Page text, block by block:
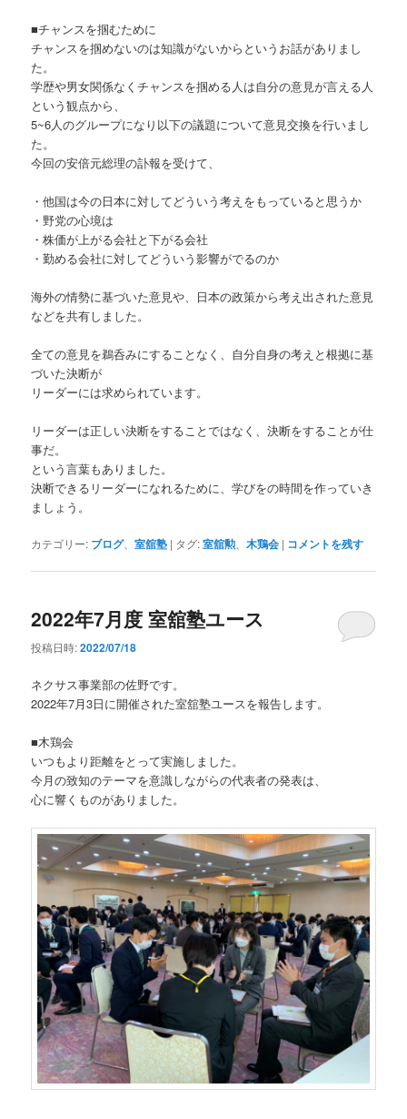
■チャンスを掴むために
チャンスを掴めないのは知識がないからというお話がありまし
た。
学歴や男女関係なくチャンスを掴める人は自分の意見が言える人
という観点から、
5~6人のグループになり以下の議題について意見交換を行いまし
た。
今回の安倍元総理の訃報を受けて、
・他国は今の日本に対してどういう考えをもっていると思うか
・野党の心境は
・株価が上がる会社と下がる会社
・勤める会社に対してどういう影響がでるのか
海外の情勢に基づいた意見や、日本の政策から考え出された意見
などを共有しました。
全ての意見を鵜呑みにすることなく、自分自身の考えと根拠に基
づいた決断が
リーダーには求められています。
リーダーは正しい決断をすることではなく、決断をすることが仕
事だ。
という言葉もありました。
決断できるリーダーになれるために、学びをの時間を作っていき
ましょう。
カテゴリー: ブログ、室舘塾 | タグ:室舘勲 、木鶏会 | コメントを残す
2022年7月度 室舘塾ユース
投稿日時:2022/07/18
ネクサス事業部の佐野です。
2022年7月3日に開催された室舘塾ユースを報告します。
■木鶏会
いつもより距離をとって実施しました。
今月の致知のテーマを意識しながらの代表者の発表は、
心に響くものがありました。